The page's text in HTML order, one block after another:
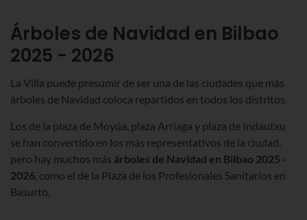
Árboles de Navidad en Bilbao
2025 - 2026
La Villa puede presumir de ser una de las ciudades que más
árboles de Navidad coloca repartidos en todos los distritos.
Los de la plaza de Moyúa, plaza Arriaga y plaza de Indautxu
se han convertido en los más representativos de la ciudad,
pero hay muchos más árboles de Navidad en Bilbao 2025 -
2026, como el de la Plaza de los Profesionales Sanitarios en
Basurto.